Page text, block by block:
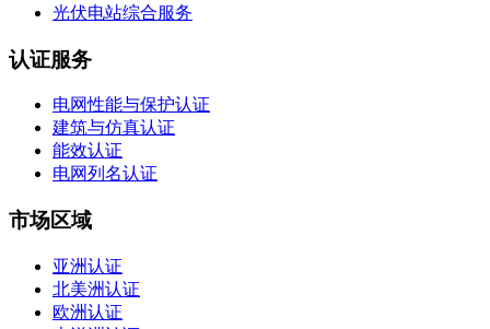
光伏电站综合服务
认证服务
电网性能与保护认证
建筑与仿真认证
能效认证
电网列名认证
市场区域
亚洲认证
北美洲认证
欧洲认证